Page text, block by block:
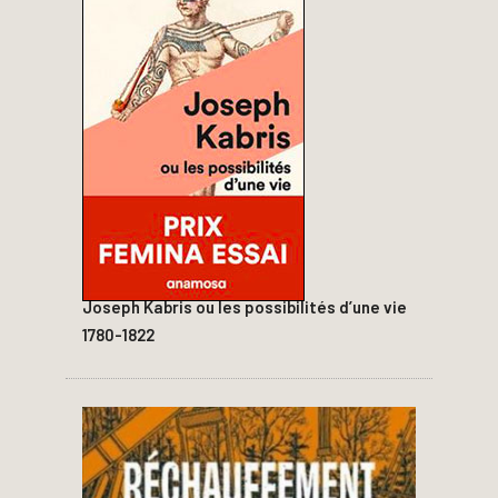
Joseph Kabris ou les possibilités d’une vie
1780-1822